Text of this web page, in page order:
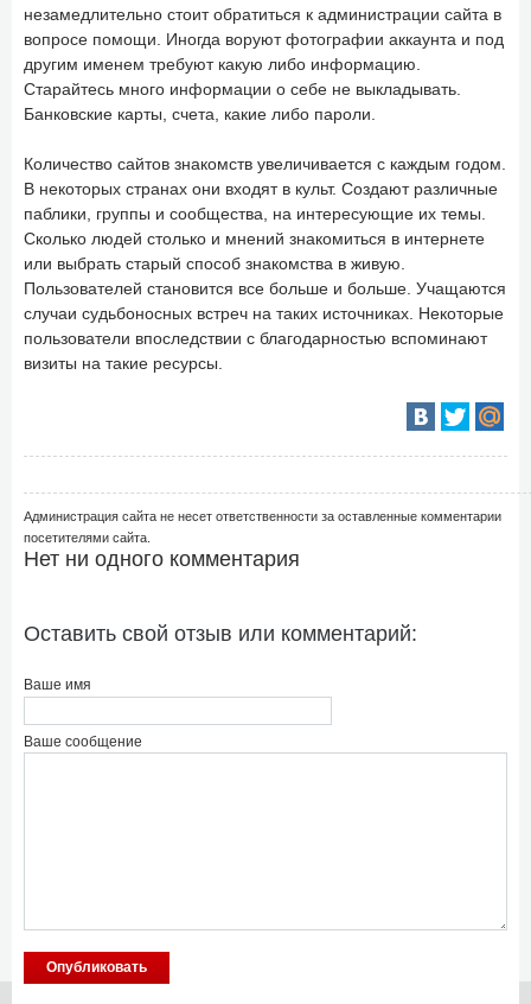
незамедлительно стоит обратиться к администрации сайта в
вопросе помощи. Иногда воруют фотографии аккаунта и под
другим именем требуют какую либо информацию.
Старайтесь много информации о себе не выкладывать.
Банковские карты, счета, какие либо пароли.
Количество сайтов знакомств увеличивается с каждым годом.
В некоторых странах они входят в культ. Создают различные
паблики, группы и сообщества, на интересующие их темы.
Сколько людей столько и мнений знакомиться в интернете
или выбрать старый способ знакомства в живую.
Пользователей становится все больше и больше. Учащаются
случаи судьбоносных встреч на таких источниках. Некоторые
пользователи впоследствии с благодарностью вспоминают
визиты на такие ресурсы.
Администрация сайта не несет ответственности за оставленные комментарии
посетителями сайта.
Нет ни одного комментария
Оставить свой отзыв или комментарий:
Ваше имя
Ваше сообщение